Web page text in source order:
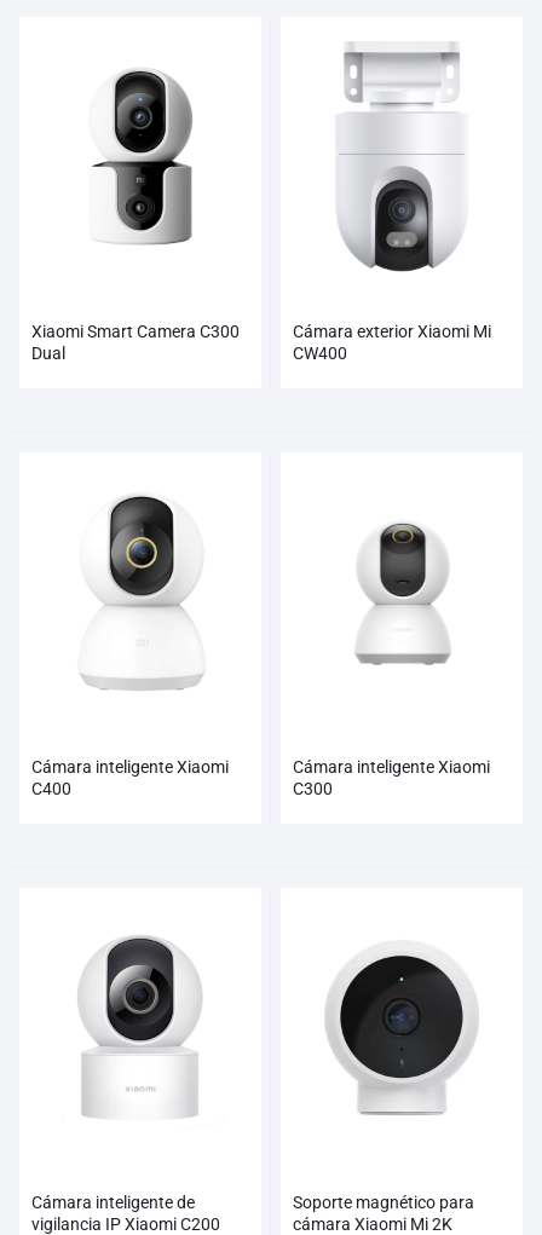
Xiaomi Smart Camera C300
Dual
Cámara exterior Xiaomi Mi
CW400
Cámara inteligente Xiaomi
C400
Cámara inteligente Xiaomi
C300
Cámara inteligente de
vigilancia IP Xiaomi C200
Soporte magnético para
cámara Xiaomi Mi 2K